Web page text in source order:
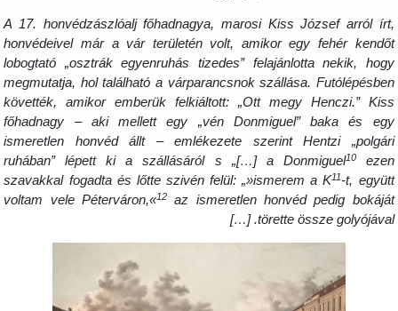
A 17. honvédzászlóalj főhadnagya, marosi Kiss József arról
honvédeivel már a vár területén volt, amikor egy fehér
lobogtató „osztrák egyenruhás tizedes” felajánlotta nekik,
megmutatja, hol található a várparancsnok szállása.
követték, amikor emberük felkiáltott: „Ott megy Henczi.”
főhadnagy – aki mellett egy „vén Donmiguel” baka és
ismeretlen honvéd állt – emlékezete szerint Hentzi
ruhában” lépett ki a szállásáról s „[…] a Donmiguel10
szavakkal fogadta és lőtte szivén felül: „»ismerem a K11-t,
voltam vele Péterváron,«12
az ismeretlen honvéd pedig
törette össze golyójával.